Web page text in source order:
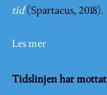
tid (Spartacus, 2018).
Les mer
Tidslinjen har